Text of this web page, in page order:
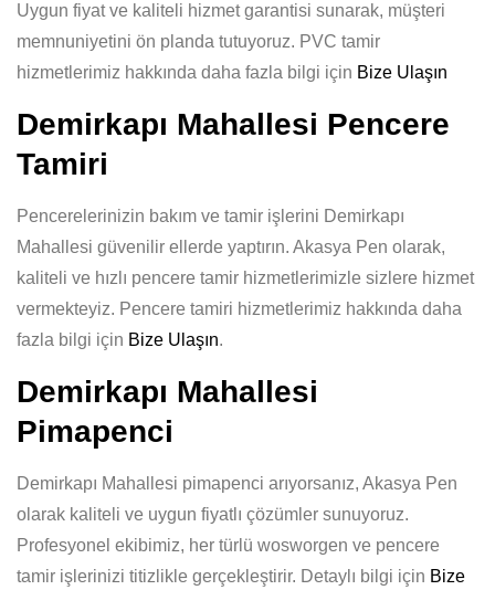
Uygun fiyat ve kaliteli hizmet garantisi sunarak, müşteri
memnuniyetini ön planda tutuyoruz. PVC tamir
hizmetlerimiz hakkında daha fazla bilgi için Bize Ulaşın
Demirkapı Mahallesi Pencere
Tamiri
Pencerelerinizin bakım ve tamir işlerini Demirkapı
Mahallesi güvenilir ellerde yaptırın. Akasya Pen olarak,
kaliteli ve hızlı pencere tamir hizmetlerimizle sizlere hizmet
vermekteyiz. Pencere tamiri hizmetlerimiz hakkında daha
fazla bilgi için Bize Ulaşın.
Demirkapı Mahallesi
Pimapenci
Demirkapı Mahallesi pimapenci arıyorsanız, Akasya Pen
olarak kaliteli ve uygun fiyatlı çözümler sunuyoruz.
Profesyonel ekibimiz, her türlü wosworgen ve pencere
tamir işlerinizi titizlikle gerçekleştirir. Detaylı bilgi için Bize